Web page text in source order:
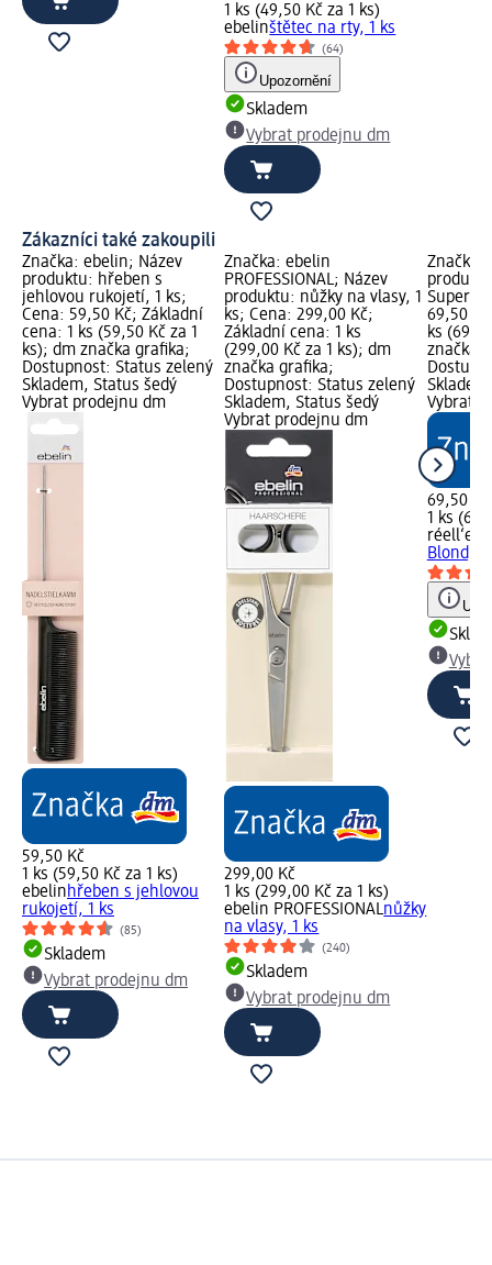
1 ks (49,50 Kč za 1 ks)
ebelinštětec na rty, 1 ks
(64)
Upozornění
Skladem
Vybrat prodejnu dm
Zákazníci také zakoupili
Značka: ebelin; Název
produktu: hřeben s
jehlovou rukojetí, 1 ks;
Cena: 59,50 Kč; Základní
cena: 1 ks (59,50 Kč za 1
ks); dm značka grafika;
Dostupnost: Status zelený
Skladem, Status šedý
Vybrat prodejnu dm
59,50 Kč
1 ks (59,50 Kč za 1 ks)
ebelinhřeben s jehlovou
rukojetí, 1 ks
(85)
Skladem
Vybrat prodejnu dm
Značka: ebelin
PROFESSIONAL; Název
produktu: nůžky na vlasy, 1
ks; Cena: 299,00 Kč;
Základní cena: 1 ks
(299,00 Kč za 1 ks); dm
značka grafika;
Dostupnost: Status zelený
Skladem, Status šedý
Vybrat prodejnu dm
299,00 Kč
1 ks (299,00 Kč za 1 ks)
ebelin PROFESSIONALnůžky
na vlasy, 1 ks
(240)
Skladem
Vybrat prodejnu dm
Značka:
Super
69,50
ks
značka
Vybrat
69,50 Kč
1 ks
réell‘e
Blond, 1